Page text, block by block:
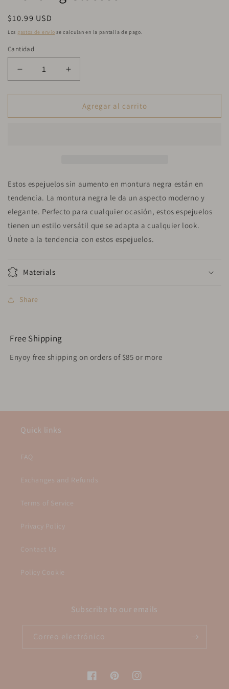
modal
Precio
habitual
$10.99 USD
Los gastos de envío se calculan en la pantalla de pago.
Cantidad
Reducir
cantidad
para
Glasses
Aumentar
cantidad
para
Trending
Glasses
Agregar al carrito
Estos espejuelos sin aumento en montura negra están en
tendencia. La montura negra le da un aspecto moderno y
elegante. Perfecto para cualquier ocasión, estos espejuelos
tienen un estilo versátil que se adapta a cualquier look.
Únete a la tendencia con estos espejuelos.
Materials
Share
Free Shipping
Enyoy free shipping on orders of $85 or more
Quick links
FAQ
Exchanges and Refunds
Terms of Service
Privacy Policy
Contact Us
Policy Cookie
Subscribe to our emails
Correo electrónico
FacebookPinterestInstagram
Join our list to be the first to know about
updates and offers.